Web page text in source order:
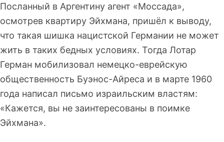
Посланный в Аргентину агент «Моссада»,
осмотрев квартиру Эйхмана, пришёл к выводу,
что такая шишка нацистской Германии не может
жить в таких бедных условиях. Тогда Лотар
Герман мобилизовал немецко-еврейскую
общественность Буэнос-Айреса и в марте 1960
года написал письмо израильским властям:
«Кажется, вы не заинтересованы в поимке
Эйхмана».